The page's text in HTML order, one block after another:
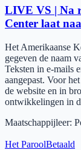
LIVE VS | Na
Center laat
Het Amerikaanse
gegeven de naam
Teksten in e-mails
aangepast. Voor
de website en in
ontwikkelingen in
Maatschappijleer:
Het ParoolBetaald